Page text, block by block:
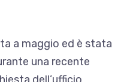
a maggio ed è stata
una recente
dell’ufficio